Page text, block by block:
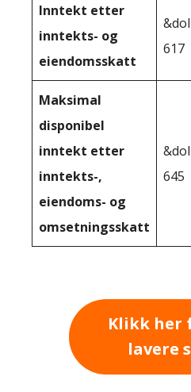
Inntekt etter
inntekts- og
eiendomsskatt
617
Maksimal
disponibel
inntekt etter
inntekts-,
eiendoms- og
omsetningsskatt
645
Klikk her
lavere